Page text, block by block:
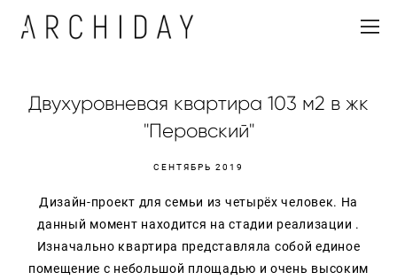
Двухуровневая квартира 103 м2 в жк
"Перовский"
СЕНТЯБРЬ 2019
Дизайн-проект для семьи из четырёх человек. На
данный момент находится на стадии реализации .
Изначально квартира представляла собой единое
помещение с небольшой площадью и очень высоким